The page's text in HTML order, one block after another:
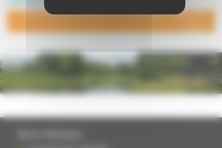
POUR AJOUTER VOTRE PAGE DANS L'ANNUAIRE, CONTACTEZ-
NOUS